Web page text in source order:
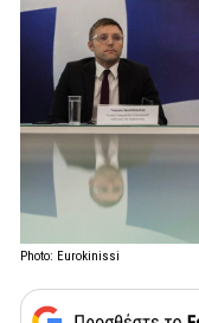
Photo: Eurokinissi